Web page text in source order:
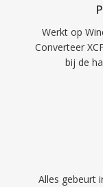
Werkt op
Converteer
bij de
Alles gebeurt